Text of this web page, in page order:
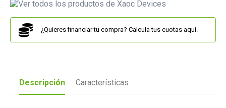
¿Quieres financiar tu compra? Calcula tus cuotas aquí.
Descripción Características